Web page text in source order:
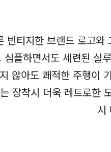
빈티지한 브랜드 로고
심플하면서도 세련된 실
않아도 쾌적한 주행이
장착시 더욱 레트로한
시